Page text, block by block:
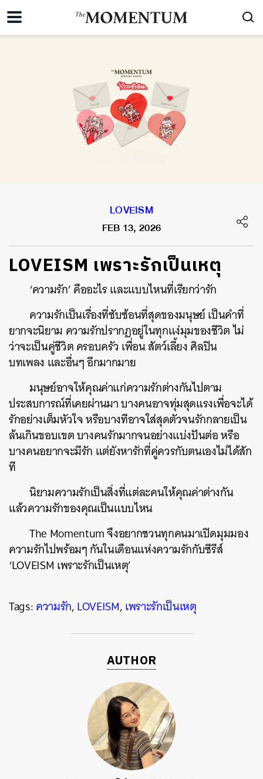
LOVEISM
FEB 13, 2026
LOVEISM เพราะรักเป็นเหตุ
‘ความรัก’ คืออะไร และแบบไหนที่เรียกว่ารัก
ความรักเป็นเรื่องที่ซับซ้อนที่สุดของมนุษย์ เป็นคำที่
ยากจะนิยาม ความรักปรากฏอยู่ในทุกแง่มุมของชีวิต ไม่
ว่าจะเป็นคู่ชีวิต ครอบครัว เพื่อน สัตว์เลี้ยง ศิลปิน
บทเพลง และอื่นๆ อีกมากมาย
มนุษย์อาจให้คุณค่าแก่ความรักต่างกันไปตาม
ประสบการณ์ที่เคยผ่านมา บางคนอาจทุ่มสุดแรงเพื่อจะได้
รักอย่างเต็มหัวใจ หรือบางทีอาจใส่สุดตัวจนรักกลายเป็น
ล้นเกินขอบเขต บางคนรักมากจนอย่างแบ่งปันต่อ หรือ
บางคนอยากจะมีรัก แต่ยังหารักที่คู่ควรกับตนเองไม่ได้สัก
ที
นิยามความรักเป็นสิ่งที่แต่ละคนให้คุณค่าต่างกัน
แล้วความรักของคุณเป็นแบบไหน
The Momentum จึงอยากชวนทุกคนมาเปิดมุมมอง
ความรักไปพร้อมๆ กันในเดือนแห่งความรักกับซีรีส์
‘LOVEISM เพราะรักเป็นเหตุ’
Tags:ความรัก,LOVEISM,เพราะรักเป็นเหตุ
AUTHOR